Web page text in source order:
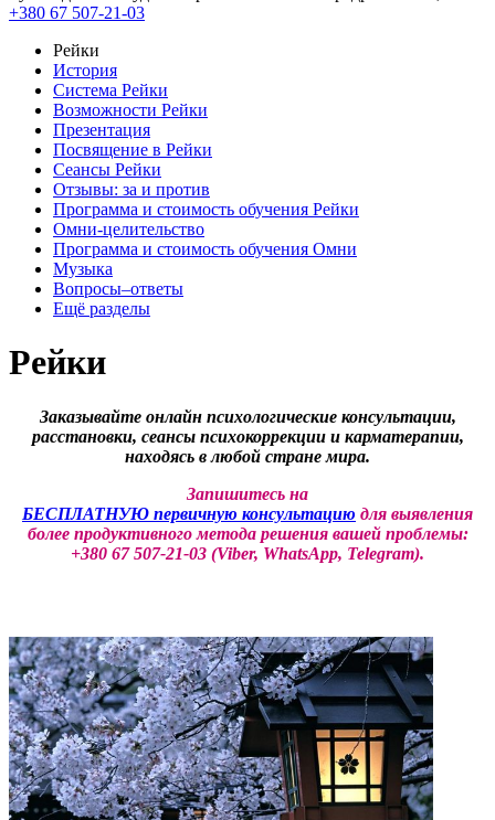
+380 67 507-21-03
Рейки
История
Система Рейки
Возможности Рейки
Презентация
Посвящение в Рейки
Сеансы Рейки
Отзывы: за и против
Программа и стоимость обучения Рейки
Омни-целительство
Программа и стоимость обучения Омни
Музыка
Вопросы–ответы
Ещё разделы
Рейки
Заказывайте онлайн психологические консультации,
расстановки, сеансы психокоррекции и карматерапии,
находясь в любой стране мира.
Запишитесь на
БЕСПЛАТНУЮ первичную консультацию для выявления
более продуктивного метода решения вашей проблемы:
+380 67 507-21-03 (Viber, WhatsApp, Telegram).